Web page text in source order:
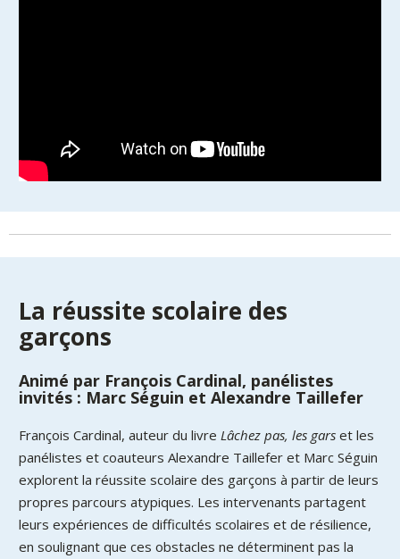
La réussite scolaire des
garçons
Animé par François Cardinal, panélistes
invités : Marc Séguin et Alexandre Taillefer
François Cardinal, auteur du livre Lâchez pas, les gars et les
panélistes et coauteurs Alexandre Taillefer et Marc Séguin
explorent la réussite scolaire des garçons à partir de leurs
propres parcours atypiques. Les intervenants partagent
leurs expériences de difficultés scolaires et de résilience,
en soulignant que ces obstacles ne déterminent pas la